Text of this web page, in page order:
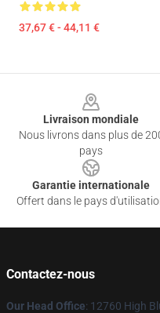
37,67 € - 44,11 €
Livraison mondiale
Nous livrons dans plus de
pays
Garantie internationale
Offert dans le pays
Contactez-nous
Our Head Office: 12760 High